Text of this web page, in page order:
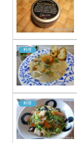
料理
料理